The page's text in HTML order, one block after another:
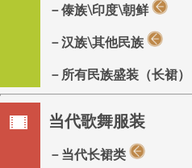
－傣族\印度\朝鲜
－汉族\其他民族
－所有民族盛装（长裙）
当代歌舞服装
－当代长裙类